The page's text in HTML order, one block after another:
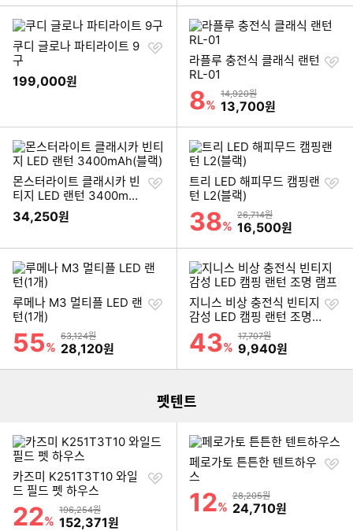
쿠디 글로나 파티라이트 9
구
199,000원
찜
라플루 충전식 클래식 랜턴
RL-01
할인률
8%
상품금액
14,920원
할인금액
13,700원
찜
몬스터라이트 클래시카 빈
티지 LED 랜턴 3400mAh
(블랙)
34,250원
찜
트리 LED 해피무드 캠핑랜
턴 L2(블랙)
할인률
38%
상품금액
26,714원
할인금액
16,500원
찜
루메나 M3 멀티플 LED 랜
턴(1개)
할인률
55%
상품금액
63,124원
할인금액
28,120원
찜
지니스 비상 충전식 빈티지
감성 LED 캠핑 랜턴 조명
램프
할인률
43%
상품금액
17,707원
할인금액
9,940원
찜
펫텐트
카즈미 K251T3T10 와일
드 필드 펫 하우스
할인률
22%
상품금액
196,254원
할인금액
152,371원
찜
페로가토 튼튼한 텐트하우
스
할인률
12%
상품금액
28,205원
할인금액
24,710원
찜